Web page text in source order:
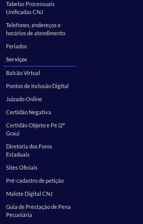
Tabelas Processuais
Unificadas CNJ
Telefones, endereços e
horários de atendimento
Feriados
Serviços
Balcão Virtual
Pontos de Inclusão Digital
Juizado Online
Certidão Negativa
Certidão Objeto e Pé (2º
Grau)
Diretoria dos Foros
Estaduais
Sites Oficiais
Pré-cadastro de petição
Malote Digital CNJ
Guia de Prestação de Pena
Pecuniária